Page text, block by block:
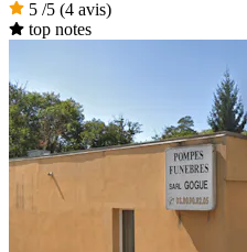
5 /5 (4 avis)
top notes